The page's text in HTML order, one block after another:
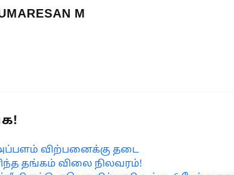
M
விற்பனைக்கு தடை
தங்கம் விலை நிலவரம்!